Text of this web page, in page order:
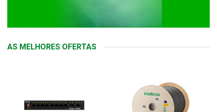
AS MELHORES OFERTAS